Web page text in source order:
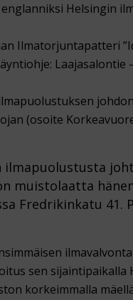
Helsingin
Ilmatorjuntapatteri
Laajasalontie
(osoite
ilmapuolustusta
muistolaatta
Fredrikinkatu 41.
sen sijaintipaikalla
korkeimmalla